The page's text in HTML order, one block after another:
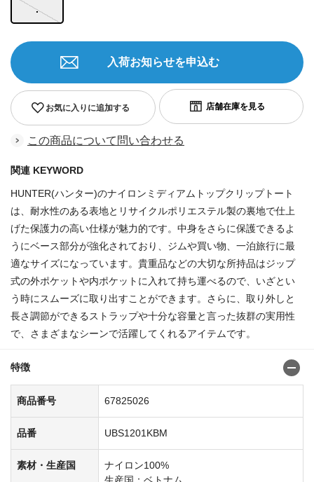
.
お気に入りに追加する
入荷お知らせを申込む
この商品について問い合わせる
関連 KEYWORD
HUNTER(ハンター)のナイロンミディアムトップクリップトート
は、耐水性のある表地とリサイクルポリエステル製の裏地で仕上
げた保護力の高い仕様が魅力的です。中身をさらに保護できるよ
うにベース部分が強化されており、ジムや買い物、一泊旅行に最
適なサイズになっています。貴重品などの大切な所持品はジップ
式の外ポケットや内ポケットに入れて持ち運べるので、いざとい
う時にスムーズに取り出すことができます。さらに、取り外しと
長さ調節ができるストラップや十分な容量と言った抜群の実用性
で、さまざまなシーンで活躍してくれるアイテムです。
特徴
商品番号 67825026
品番 UBS1201KBM
素材・生産国
ナイロン100%
生産国：ベトナム